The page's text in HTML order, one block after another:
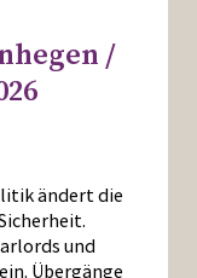
/
ändert die
und
Übergänge